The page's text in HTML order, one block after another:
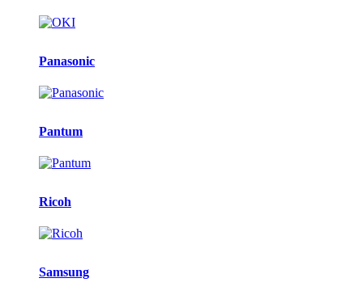
Panasonic
Pantum
Ricoh
Samsung